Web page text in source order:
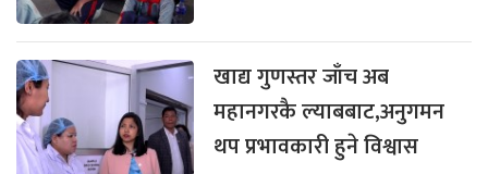
खाद्य गुणस्तर जाँच अब
महानगरकै ल्याबबाट,अनुगमन
थप प्रभावकारी हुने विश्वास